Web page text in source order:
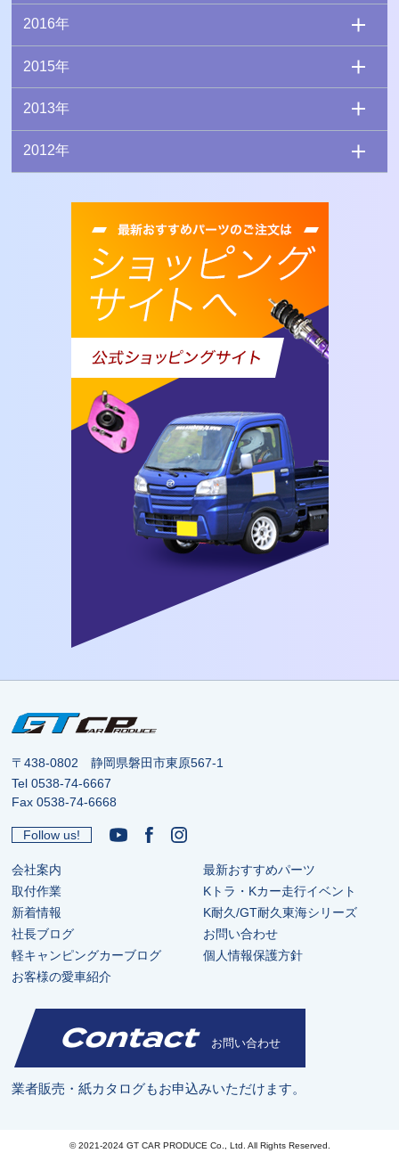
2016年
2015年
2013年
2012年
〒438-0802 静岡県磐田市東原567-1
Tel0538-74-6667
Fax 0538-74-6668
Follow us!
会社案内
取付作業
新着情報
社長ブログ
軽キャンピングカーブログ
お客様の愛車紹介
最新おすすめパーツ
Kトラ・Kカー走行イベント
K耐久/GT耐久東海シリーズ
お問い合わせ
個人情報保護方針
Contact お問い合わせ
業者販売・紙カタログもお申込みいただけます。
© 2021-2024 GT CAR PRODUCE Co., Ltd. All Rights Reserved.